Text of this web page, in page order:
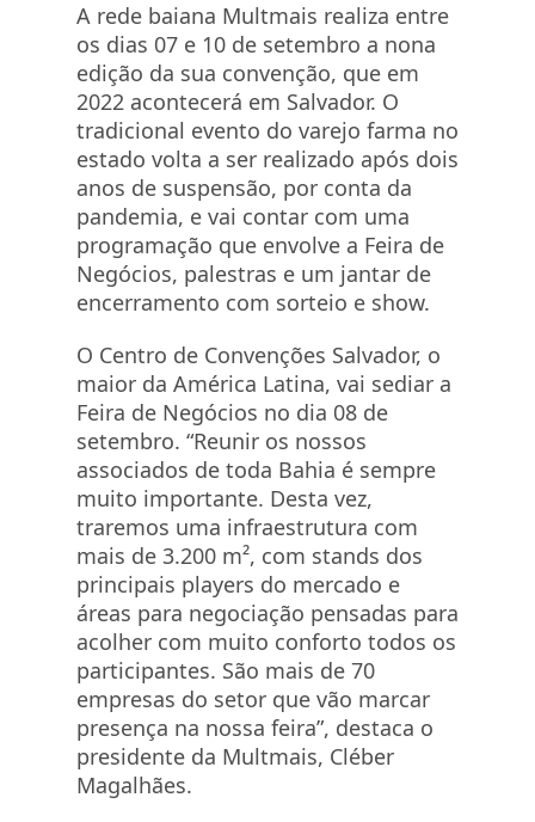
A rede baiana Multmais realiza entre
os dias 07 e 10 de setembro a nona
edição da sua convenção, que em
2022 acontecerá em Salvador. O
tradicional evento do varejo farma no
estado volta a ser realizado após dois
anos de suspensão, por conta da
pandemia, e vai contar com uma
programação que envolve a Feira de
Negócios, palestras e um jantar de
encerramento com sorteio e show.
O Centro de Convenções Salvador, o
maior da América Latina, vai sediar a
Feira de Negócios no dia 08 de
setembro. “Reunir os nossos
associados de toda Bahia é sempre
muito importante. Desta vez,
traremos uma infraestrutura com
mais de 3.200 m², com stands dos
principais players do mercado e
áreas para negociação pensadas para
acolher com muito conforto todos os
participantes. São mais de 70
empresas do setor que vão marcar
presença na nossa feira”, destaca o
presidente da Multmais, Cléber
Magalhães.